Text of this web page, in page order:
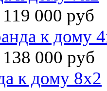
119 000 руб
к дому
138 000 руб
к дому 8х2